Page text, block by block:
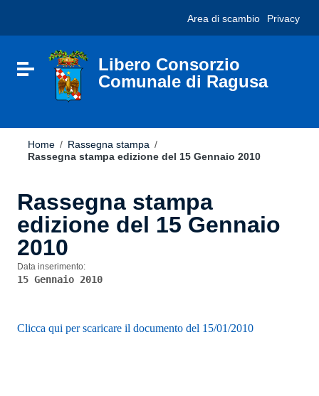
sito
include
Vai al footer
Area di scambio Privacy
Attiva / disattiva la navigazione
Libero Consorzio
Comunale di Ragusa
Home / Rassegna stampa /
Rassegna stampa edizione del 15 Gennaio 2010
Rassegna stampa
edizione del 15 Gennaio
2010
Data inserimento:
15 Gennaio 2010
Clicca qui per scaricare il documento del 15/01/2010